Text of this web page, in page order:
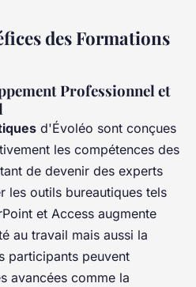
des Formations
Professionnel et
d'Évoléo sont conçues
les compétences des
de devenir des experts
les outils bureautiques tels
et Access augmente
au travail mais aussi la
participants peuvent
avancées comme la